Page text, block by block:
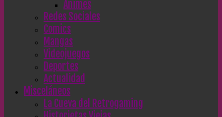
Animes
Redes Sociales
Comics
Mangas
Videojuegos
Deportes
Actualidad
Misceláneos
La Cueva del Retrogaming